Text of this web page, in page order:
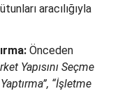
aracılığıyla
Önceden
Yapısını Seçme
“İşletme